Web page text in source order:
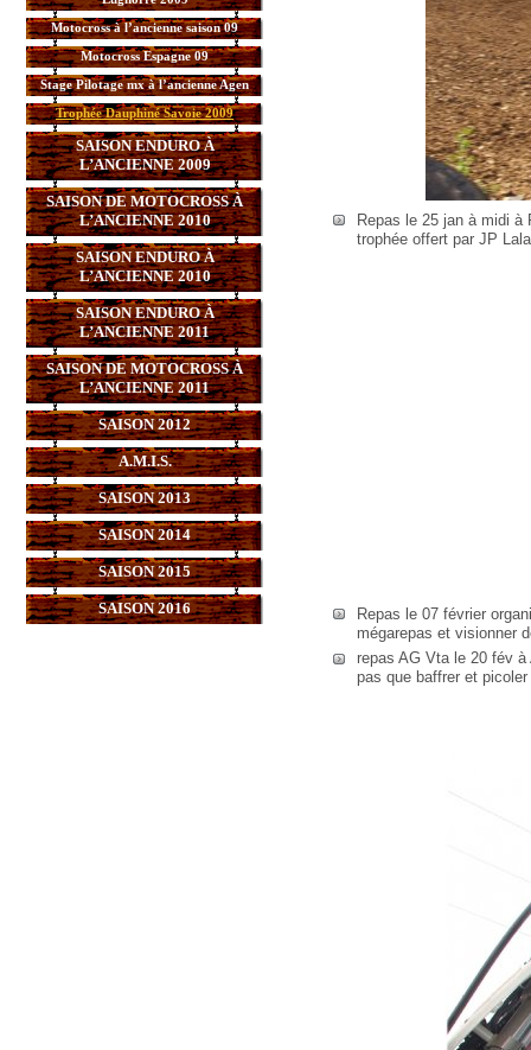
Motocross à l’ancienne saison 09
Motocross Espagne 09
Stage Pilotage mx à l’ancienne Agen
Trophée Dauphiné Savoie 2009
SAISON ENDURO À
L’ANCIENNE 2009
SAISON DE MOTOCROSS À
L’ANCIENNE 2010
SAISON ENDURO À
L’ANCIENNE 2010
SAISON ENDURO À
L’ANCIENNE 2011
SAISON DE MOTOCROSS À
L’ANCIENNE 2011
SAISON 2012
A.M.I.S.
SAISON 2013
SAISON 2014
SAISON 2015
SAISON 2016
Repas le 25 jan à midi à
trophée offert par JP
Repas le 07 février
mégarepas et visionner
repas AG Vta le 20 fév
pas que baffrer et